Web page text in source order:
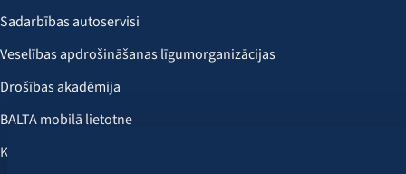
Sadarbības autoservisi
Veselības apdrošināšanas līgumorganizācijas
Drošības akadēmija
BALTA mobilā lietotne
Klientu labumi